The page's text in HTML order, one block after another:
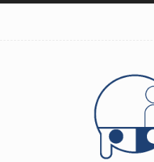
Aller au contenu principal